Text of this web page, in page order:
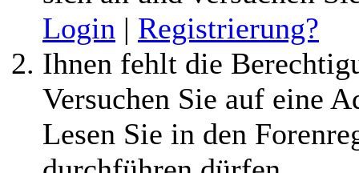
Login | Registrierung?
Ihnen fehlt die
Versuchen Sie auf eine
Lesen Sie in den